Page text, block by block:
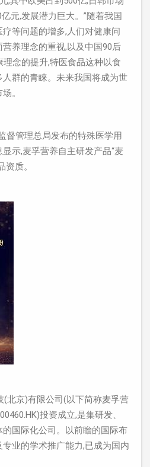
元,发展潜力巨大。”随着我国
等问题的增多,人们对健康问
养理念的重视,以及中国90后
念的提升,特医食品这种以食
群的青睐。未来我国将成为世
。
督管理总局发布的特殊医学用
示,麦孚营养自主研发产品“麦
质。
(北京)有限公司(以下简称麦孚营
投资成立,是集研发、
国际化公司。以前瞻的国际布
业的学术推广能力,已成为国内